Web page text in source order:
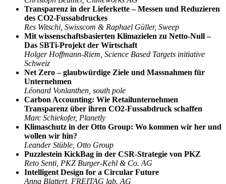
Transparenz in der Lieferkette – Messen und Reduzieren
des CO2-Fussabdruckes
Res Witschi, Swisscom & Raphael Güller, Sweep
Mit wissenschaftsbasierten Klimazielen zu Netto-Null –
Das SBTi-Projekt der Wirtschaft
Holger Hoffmann-Riem, Science Based Targets initiative
Schweiz
Net Zero – glaubwürdige Ziele und Massnahmen für
Unternehmen
Léonard Vonlanthen, south pole
Carbon Accounting: Wie Retailunternehmen
Transparenz über ihren CO2-Fussabdruck schaffen
Marc Schiekofer, Planetly
Klimaschutz in der Otto Group: Wo kommen wir her und
wollen wir hin?
Leander Stüble, Otto Group
Puzzlestein KickBag in der CSR-Strategie von PKZ
Reto Senti, PKZ Burger-Kehl & Co. AG
Intelligent Design for a Circular Future
Anna Blattert, FREITAG lab. AG